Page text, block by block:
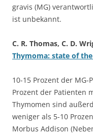
gravis (MG)
ist unbekannt.
C. R. Thomas, C. D.
Thymoma: state of
10-15 Prozent der
Prozent der Patienten
Thymomen sind
weniger als 5-10
Morbus Addison